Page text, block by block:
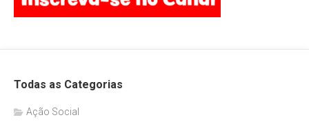
Todas as Categorias
Ação Social